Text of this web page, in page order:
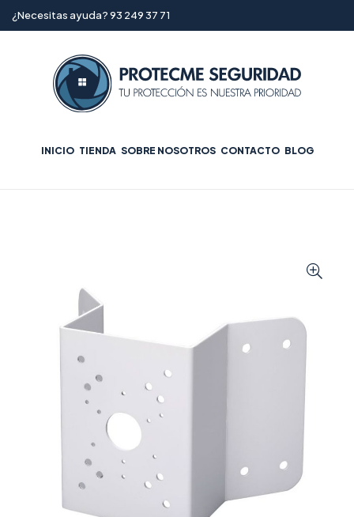
¿Necesitas ayuda? 93 249 37 71
INICIO TIENDA SOBRE NOSOTROS CONTACTO BLOG